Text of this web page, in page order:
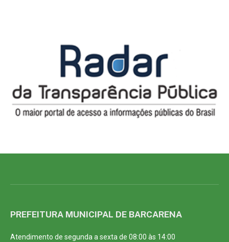
PREFEITURA MUNICIPAL DE BARCARENA
Atendimento de segunda a sexta de 08:00 às 14:00